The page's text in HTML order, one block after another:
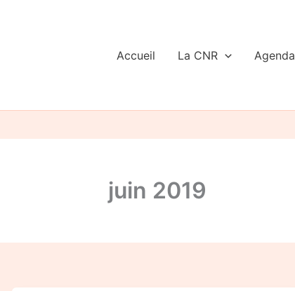
Accueil La CNR Agenda
juin 2019